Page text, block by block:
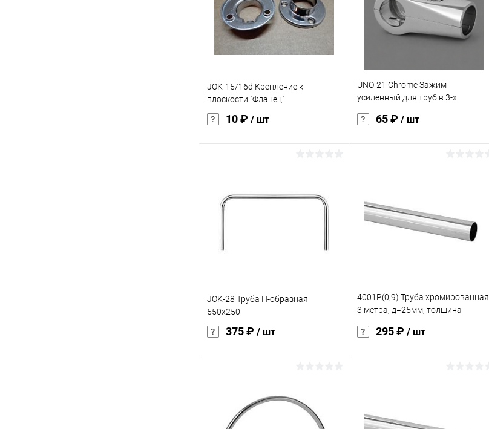
В избранное Под заказ В избранное Под заказ
JOK-15/16d Крепление к
плоскости "Фланец"
10 ₽ / шт
Купить в 1 клик Сравнение
UNO-21 Chrome Зажим
усиленный для труб в 3-х
65 ₽ / шт
Купить в 1 клик
В избранное Под заказ
JOK-28 Труба П-образная
550х250
375 ₽ / шт
Купить в 1 клик Сравнение
4001Р(0,9) Труба хромированная
3 метра, д=25мм, толщина
295 ₽ / шт
Купить в 1 клик